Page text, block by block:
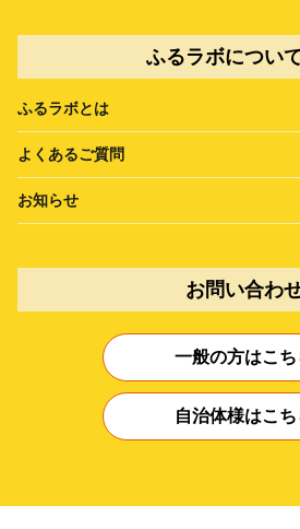
ふるラボについ
ふるラボとは
よくあるご質問
お知らせ
お問い合わ
一般の方はこち
自治体様はこち